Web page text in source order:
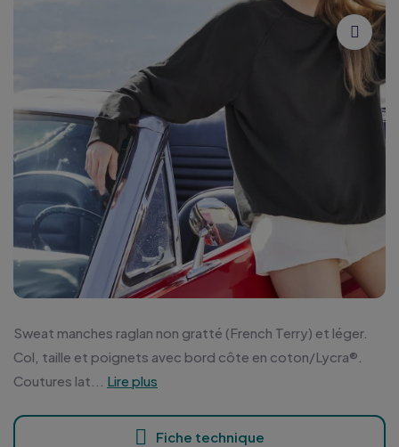
Sweat manches raglan non gratté (French Terry) et léger.
Col, taille et poignets avec bord côte en coton/Lycra®.
Coutures lat...
Lire plus
Fiche technique